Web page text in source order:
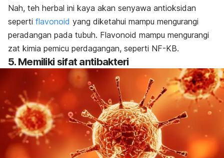
Nah, teh herbal ini kaya akan senyawa antioksidan
seperti flavonoid yang diketahui mampu mengurangi
peradangan pada tubuh. Flavonoid mampu mengurangi
zat kimia pemicu perdagangan, seperti NF-KB.
5. Memiliki sifat antibakteri